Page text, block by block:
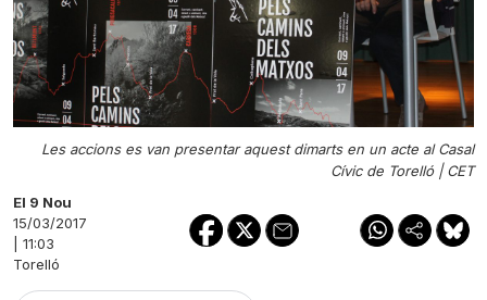
Les accions es van presentar aquest dimarts en un acte al Casal
Cívic de Torelló |CET
El 9 Nou
15/03/2017
| 11:03
Torelló